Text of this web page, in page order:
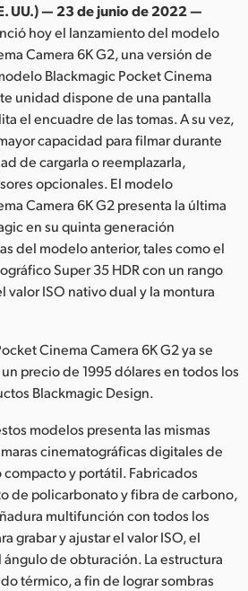
UU.) — 23 de junio de 2022 —
hoy el lanzamiento del modelo
Camera 6K G2, una versión de
Blackmagic Pocket Cinema
unidad dispone de una pantalla
el encuadre de las tomas. A su vez,
capacidad para filmar durante
de cargarla o reemplazarla,
opcionales. El modelo
Camera 6K G2 presenta la última
en su quinta generación
del modelo anterior, tales como el
Super 35 HDR con un rango
valor ISO nativo dual y la montura
Cinema Camera 6K G2 ya se
precio de 1995 dólares en todos los
Blackmagic Design.
modelos presenta las mismas
cinematográficas digitales de
compacto y portátil. Fabricados
de policarbonato y fibra de carbono,
multifunción con todos los
grabar y ajustar el valor ISO, el
de obturación. La estructura
térmico, a fin de lograr sombras